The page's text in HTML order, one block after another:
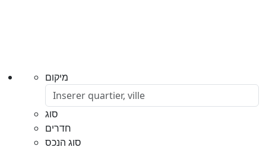
מיקום
סוג
חדרים
סוג הנכס